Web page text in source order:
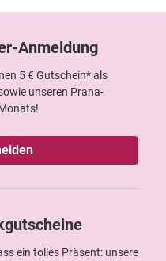
Anmeldung
5 € Gutschein* als
unseren Prana-
ein tolles Präsent: unsere